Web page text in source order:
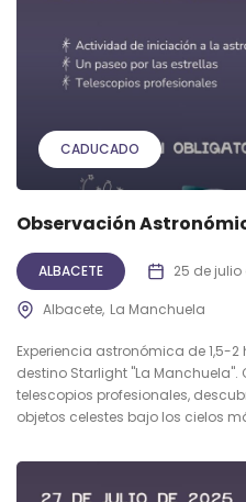
CADUCADO
Observación
ALBACETE 25 de julio
Albacete La Manchuela
Experiencia astronómica de 1,5-
destino Starlight "La
telescopios profesionales,
objetos celestes bajo los cielos